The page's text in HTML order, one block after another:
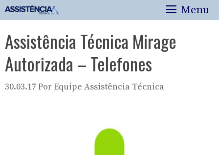
Pular
para
conteúdo
Menu
Assistência Técnica Mirage
Autorizada – Telefones
30.03.17 PorEquipe Assistência Técnica